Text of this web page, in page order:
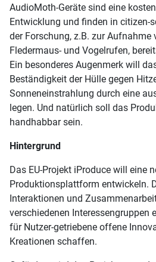
AudioMoth-Geräte sind eine
Entwicklung und finden in citizen-
der Forschung, z.B. zur
Fledermaus- und Vogelrufen,
Ein besonderes Augenmerk will
Beständigkeit der Hülle gegen
Sonneneinstrahlung durch eine
legen. Und natürlich soll das
handhabbar sein.
Hintergrund
Das EU-Projekt iProduce will eine
Produktionsplattform entwickeln.
Interaktionen und
verschiedenen Interessengruppen
für Nutzer-getriebene offene
Kreationen schaffen.